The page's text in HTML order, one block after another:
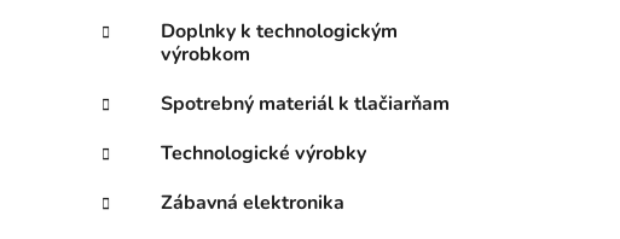
Doplnky k technologickým
výrobkom
Spotrebný materiál k tlačiarňam
Technologické výrobky
Zábavná elektronika